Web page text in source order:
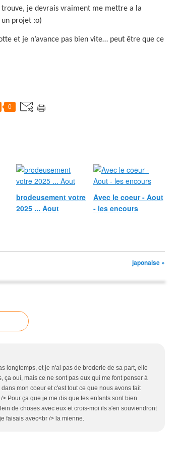
je devrais vraiment me mettre a la
un projet :o)
et je n’avance pas bien vite… peut être que ce
0
brodeusement votre
2025 ... Aout
Avec le coeur - Aout
- les encours
japonaise »
longtemps, et je n'ai pas de broderie de sa part, elle
ça oui, mais ce ne sont pas eux qui me font penser à
mon coeur et c'est tout ce que nous avons fait
Pour ça que je me dis que tes enfants sont bien
de choses avec eux et crois-moi ils s'en souviendront
faisais avec<br /> la mienne.